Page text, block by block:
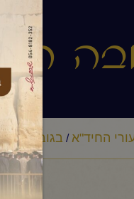
החיד"א/ בגובה